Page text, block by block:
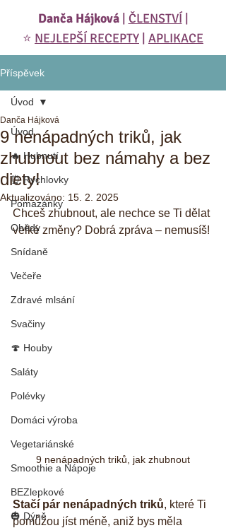
Danča Hájková| ČLENSTVÍ
⭐️ NEJLEPŠÍ RECEPTY APLIKACE
Příspěvek
Úvod
🔥 Hubnutí
⏰ Rychlovky
Pomazánky
Obědy
Snídaně
Večeře
Zdravé mlsání
Svačiny
🍄 Houby
Saláty
Polévky
Domáci výroba
Vegetariánské
Smoothie a Nápoje
BEZlepkové
🎃 Dýně
Úvod
9 nenápadných triků, jak
zhubnout bez námahy a bez
diety!
Danča Hájková
Aktualizováno: 15. 2. 2025
Chceš zhubnout, ale nechce se Ti dělat
velké změny? Dobrá zpráva – nemusíš!
9 nenápadných triků, jak zhubnout
Stačí pár nenápadných triků, které Ti
pomůžou jíst méně, aniž bys měla